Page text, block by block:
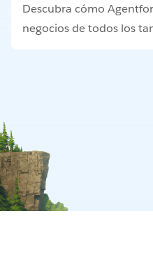
Descubra cómo
negocios de todos los